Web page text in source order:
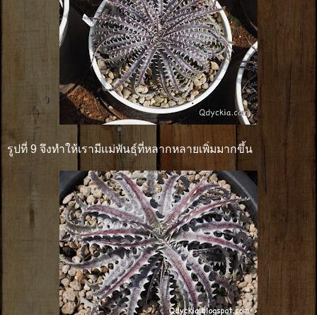
รูปที่ 9 จึงทำให้เรามีเเม่พันธุ์ที่หลากหลายเพิ่มมากขึ้น